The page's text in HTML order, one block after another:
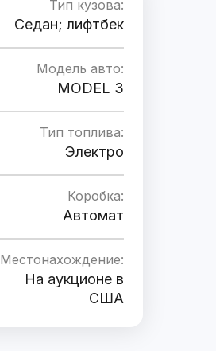
Тип кузова:
Седан; лифтбек
Модель авто:
MODEL 3
Тип топлива:
Электро
Коробка:
Автомат
Местонахождение:
На аукционе в
США